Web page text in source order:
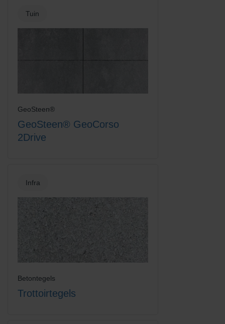
Tuin
GeoSteen®
GeoSteen® GeoCorso
2Drive
Infra
Betontegels
Trottoirtegels